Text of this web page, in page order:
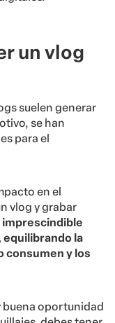
un vlog
suelen generar
se han
para el
en el
vlog y grabar
imprescindible
equilibrando la
consumen y los
buena oportunidad